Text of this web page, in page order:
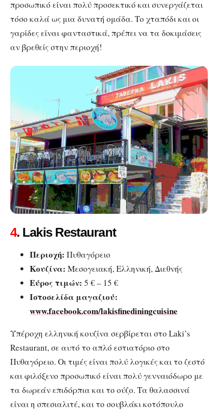
προσωπικό είναι πολύ προσεκτικό και συνεργάζεται
τόσο καλά ως μια δυνατή ομάδα. Το χταπόδι και οι
γαρίδες είναι φανταστικά, πρέπει να τα δοκιμάσεις
αν βρεθείς στην περιοχή!
4. Lakis Restaurant
Περιοχή: Πυθαγόρειο
Κουζίνα: Μεσογειακή, Ελληνική, Διεθνής
Εύρος τιμών: 5 € – 15 €
Ιστοσελίδα μαγαζιού:
www.facebook.com/lakisfinediningcuisine
Υπέροχη ελληνική κουζίνα σερβίρεται στο Laki’s
Restaurant, σε αυτό το απλό εστιατόριο στο
Πυθαγόρειο. Οι τιμές είναι πολύ λογικές και το ζεστό
και φιλόξενο προσωπικό είναι πολύ γενναιόδωρο με
τα δωρεάν επιδόρπια και το ούζο. Τα θαλασσινά
είναι η σπεσιαλιτέ, και το σουβλάκι κοτόπουλο